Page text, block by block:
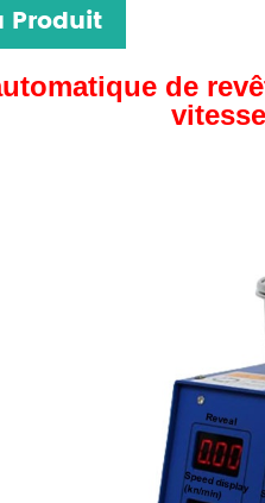
Produit
de